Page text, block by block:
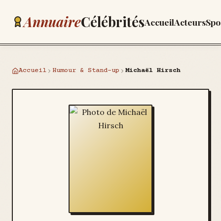
AnnuaireCélébritésAccueilActeurs
Accueil Humour & Stand-up Michaël Hirsch